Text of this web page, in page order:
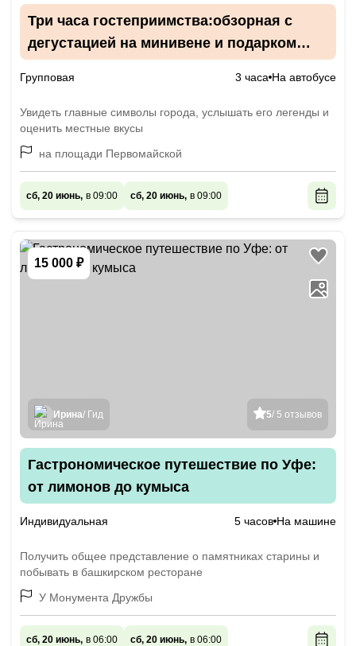
Три часа гостеприимства:обзорная с
дегустацией на минивене и подарком
Групповая 3 часа На автобусе
Увидеть главные символы города, услышать его легенды и
оценить местные вкусы
на площади Первомайской
сб, 20 июнь, в 09:00 сб, 20 июнь, в 09:00
15 000 ₽
5/ 5 отзывов
Ирина/ Гид
Гастрономическое путешествие по Уфе:
от лимонов до кумыса
Индивидуальная 5 часов На машине
Получить общее представление о памятниках старины и
побывать в башкирском ресторане
У Монумента Дружбы
сб, 20 июнь, в 06:00 сб, 20 июнь, в 06:00